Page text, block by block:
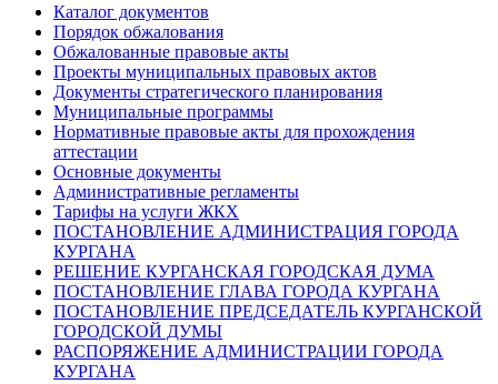
Каталог документов
Порядок обжалования
Обжалованные правовые акты
Проекты муниципальных правовых актов
Документы стратегического планирования
Муниципальные программы
Нормативные правовые акты для прохождения
аттестации
Основные документы
Административные регламенты
Тарифы на услуги ЖКХ
ПОСТАНОВЛЕНИЕ АДМИНИСТРАЦИЯ ГОРОДА
КУРГАНА
РЕШЕНИЕ КУРГАНСКАЯ ГОРОДСКАЯ ДУМА
ПОСТАНОВЛЕНИЕ ГЛАВА ГОРОДА КУРГАНА
ПОСТАНОВЛЕНИЕ ПРЕДСЕДАТЕЛЬ КУРГАНСКОЙ
ГОРОДСКОЙ ДУМЫ
РАСПОРЯЖЕНИЕ АДМИНИСТРАЦИИ ГОРОДА
КУРГАНА